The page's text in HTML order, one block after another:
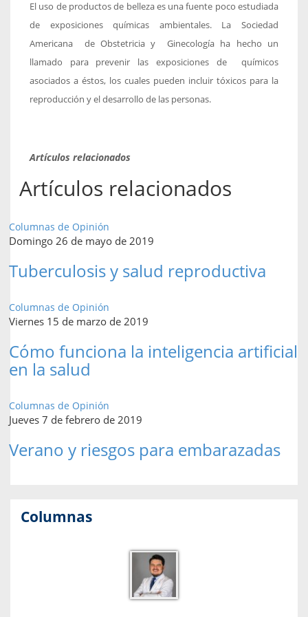
El uso de productos de belleza es una fuente poco estudiada
de exposiciones químicas ambientales. La Sociedad
Americana de Obstetricia y Ginecología ha hecho un
llamado para prevenir las exposiciones de químicos
asociados a éstos, los cuales pueden incluir tóxicos para la
reproducción y el desarrollo de las personas.
Artículos relacionados
Artículos relacionados
Columnas de Opinión
Domingo 26 de mayo de 2019
Tuberculosis y salud reproductiva
Columnas de Opinión
Viernes 15 de marzo de 2019
Cómo funciona la inteligencia artificial
en la salud
Columnas de Opinión
Jueves 7 de febrero de 2019
Verano y riesgos para embarazadas
Columnas